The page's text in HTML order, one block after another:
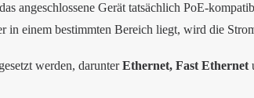
angeschlossene Gerät tatsächlich PoE-
in einem bestimmten Bereich liegt, wird die
werden, darunterEthernet, Fast Ethernet